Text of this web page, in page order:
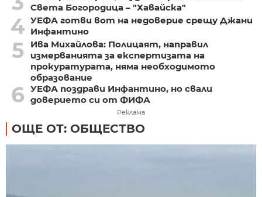
Света Богородица – "Хавайска"
4 УЕФА готви вот на недоверие срещу Джани
Инфантино
5
Ива Михайлова: Полицаят, направил
измерванията за експертизата на
прокуратурата, няма необходимото
образование
6 УЕФА поздрави Инфантино, но свали
доверието си от ФИФА
Реклама
ОЩЕ ОТ: ОБЩЕСТВО